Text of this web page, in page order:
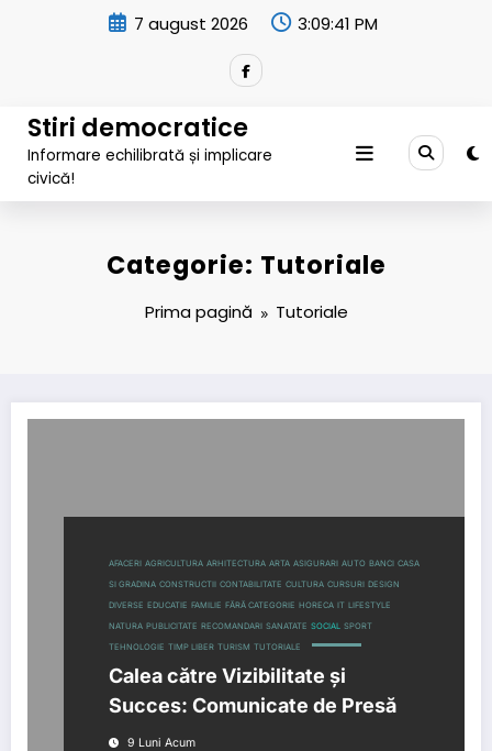
7 august 2026 3:09:42 PM
Stiri democratice
Informare echilibrată și implicare
civică!
Categorie: Tutoriale
Prima pagină Tutoriale
AFACERI AGRICULTURA ARHITECTURA ARTA ASIGURARI AUTO BANCI CASA
SI GRADINA CONSTRUCTII CONTABILITATE CULTURA CURSURI DESIGN
DIVERSE EDUCATIE FAMILIE FĂRĂ CATEGORIE HORECA IT LIFESTYLE
NATURA PUBLICITATE RECOMANDARI SANATATE SOCIAL SPORT
TEHNOLOGIE TIMP LIBER TURISM TUTORIALE
Calea către Vizibilitate și
Succes: Comunicate de Presă
9 Luni Acum